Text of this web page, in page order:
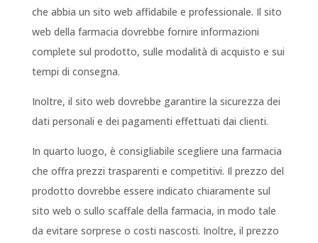
che abbia un sito web affidabile e professionale. Il sito
web della farmacia dovrebbe fornire informazioni
complete sul prodotto, sulle modalità di acquisto e sui
tempi di consegna.
Inoltre, il sito web dovrebbe garantire la sicurezza dei
dati personali e dei pagamenti effettuati dai clienti.
In quarto luogo, è consigliabile scegliere una farmacia
che offra prezzi trasparenti e competitivi. Il prezzo del
prodotto dovrebbe essere indicato chiaramente sul
sito web o sullo scaffale della farmacia, in modo tale
da evitare sorprese o costi nascosti. Inoltre, il prezzo